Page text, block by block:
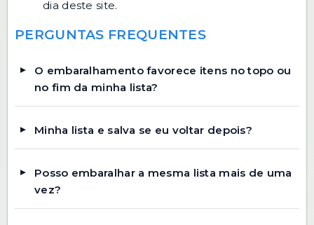
dia deste site.
PERGUNTAS FREQUENTES
O embaralhamento favorece itens no topo ou
no fim da minha lista?
Minha lista e salva se eu voltar depois?
Posso embaralhar a mesma lista mais de uma
vez?